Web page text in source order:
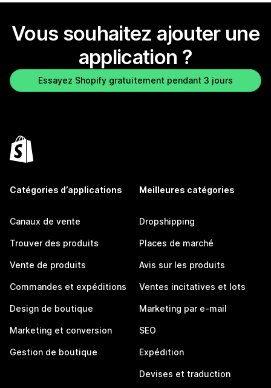
Vous souhaitez ajouter une
application ?
Essayez Shopify gratuitement pendant 3 jours
Catégories d’applications
Canaux de vente
Trouver des produits
Vente de produits
Commandes et expéditions
Design de boutique
Marketing et conversion
Gestion de boutique
Meilleures catégories
Dropshipping
Places de marché
Avis sur les produits
Ventes incitatives et lots
Marketing par e-mail
SEO
Expédition
Devises et traduction